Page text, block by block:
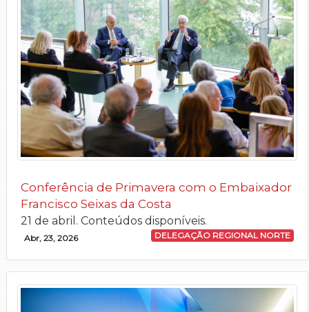
Conferência de Primavera com o Embaixador
Francisco Seixas da Costa
21 de abril. Conteúdos disponíveis.
Abr, 23, 2026 DELEGAÇÃO REGIONAL NORTE